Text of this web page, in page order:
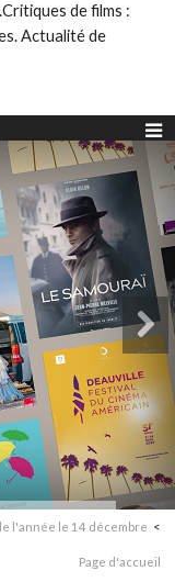
de films :
Actualité de
l'année le 14 décembre
Page d'accueil